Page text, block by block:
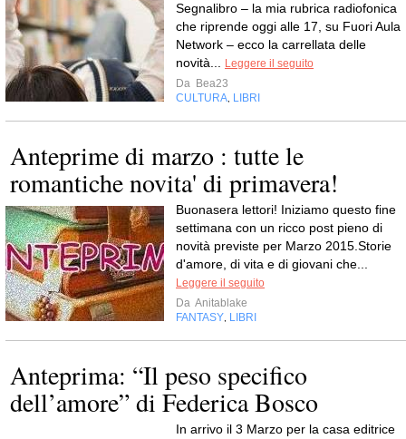
Segnalibro – la mia rubrica radiofonica
che riprende oggi alle 17, su Fuori Aula
Network – ecco la carrellata delle
novità...
Leggere il seguito
Da Bea23
CULTURA LIBRI
Anteprime di marzo : tutte le
romantiche novita' di primavera!
Buonasera lettori! Iniziamo questo fine
settimana con un ricco post pieno di
novità previste per Marzo 2015.Storie
d'amore, di vita e di giovani che...
Leggere il seguito
Da Anitablake
FANTASY LIBRI
Anteprima: “Il peso specifico
dell’amore” di Federica Bosco
In arrivo il 3 Marzo per la casa editrice